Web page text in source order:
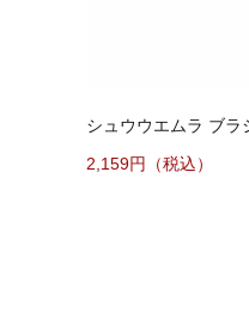
シュウウエムラ ブ
2,159円（税込）